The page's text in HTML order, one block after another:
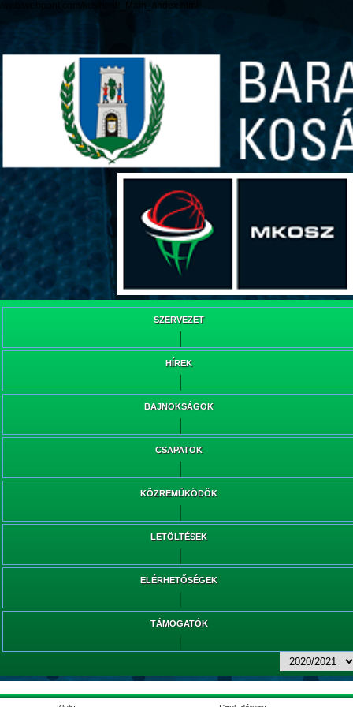
/web/webpont.com/kcs/html/_Main_/index.html
SZERVEZET
HÍREK
BAJNOKSÁGOK
CSAPATOK
KÖZREMŰKÖDŐK
LETÖLTÉSEK
ELÉRHETŐSÉGEK
TÁMOGATÓK